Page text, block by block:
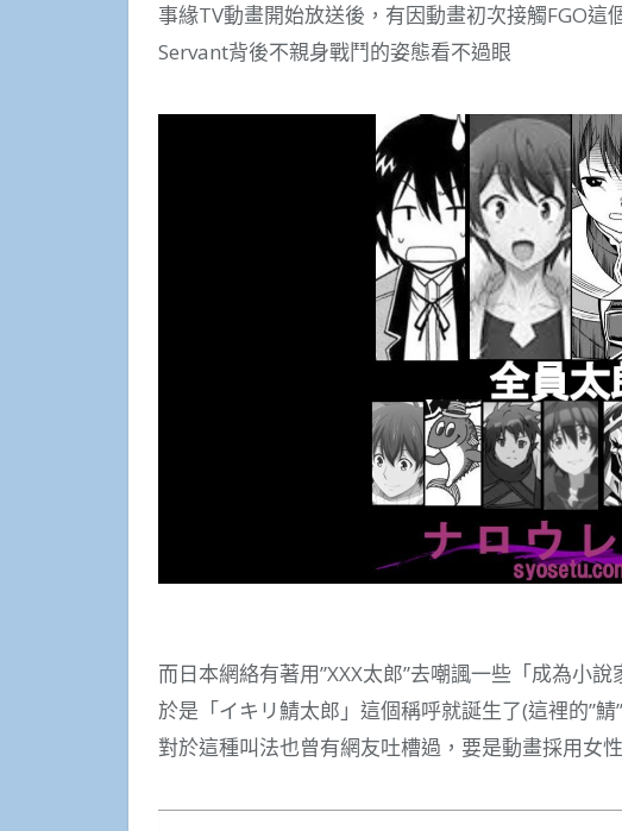
事緣TV動畫開始放送後，有因動畫初次接觸FGO這
Servant背後不親身戰鬥的姿態看不過眼
而日本網絡有著用”XXX太郎”去嘲諷一些「成為小
於是「イキリ鯖太郎」這個稱呼就誕生了(這裡的”
對於這種叫法也曾有網友吐槽過，要是動畫採用女